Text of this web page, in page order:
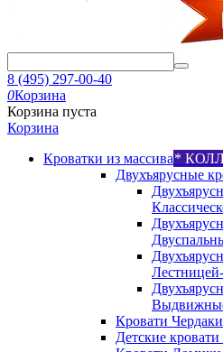
8 (495) 297-00-40
0Корзина
Корзина пуста
Корзина
Кроватки из массива*
Двухъярусные
Кровати
Детские